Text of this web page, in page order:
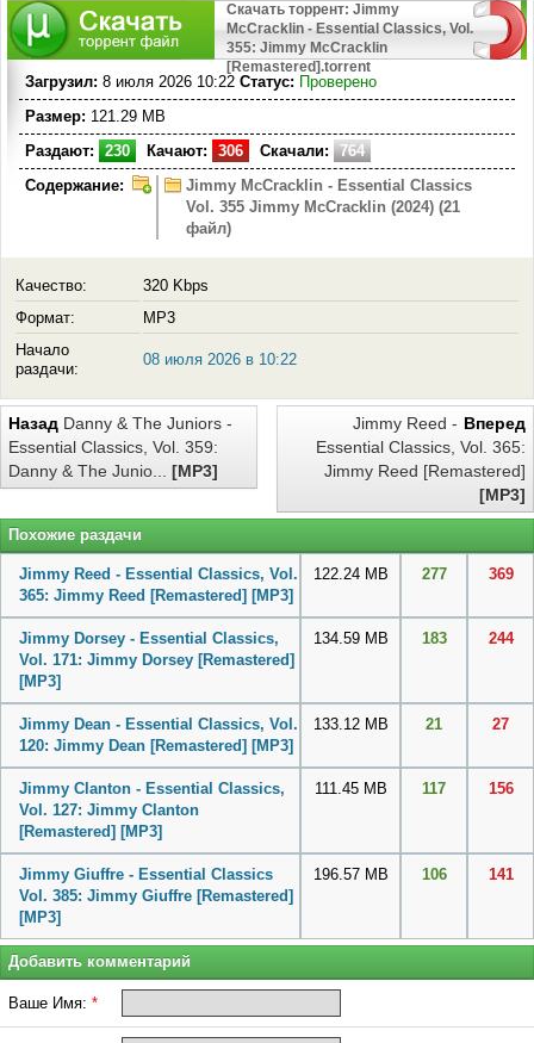
Скачать торрент: Jimmy
McCracklin - Essential Classics, Vol.
355: Jimmy McCracklin
[Remastered].torrent
Загрузил: 8 июля 2026 10:22 Статус: Проверено
Размер: 121.29 MB
Раздают:
230 Качают: 306 Скачали:
764
Содержание:
Jimmy McCracklin - Essential Classics
Vol. 355 Jimmy McCracklin (2024) (21
файл)
Качество:
320 Kbps
Формат:
MP3
Начало
раздачи:
08 июля 2026 в 10:22
Назад Danny & The Juniors -
Essential Classics, Vol. 359:
Danny & The Junio... [MP3]
Вперед
Jimmy Reed -
Essential Classics, Vol. 365:
Jimmy Reed [Remastered]
[MP3]
Похожие раздачи
Jimmy Reed - Essential Classics, Vol.
365: Jimmy Reed [Remastered] [MP3]
122.24 MB 277 369
Jimmy Dorsey - Essential Classics,
Vol. 171: Jimmy Dorsey [Remastered]
[MP3]
134.59 MB 183 244
Jimmy Dean - Essential Classics, Vol.
120: Jimmy Dean [Remastered] [MP3]
133.12 MB 21 27
Jimmy Clanton - Essential Classics,
Vol. 127: Jimmy Clanton
[Remastered] [MP3]
111.45 MB 117 156
Jimmy Giuffre - Essential Classics
Vol. 385: Jimmy Giuffre [Remastered]
[MP3]
196.57 MB 106 141
Добавить комментарий
Ваше Имя: *